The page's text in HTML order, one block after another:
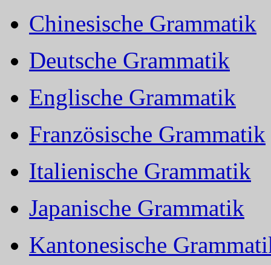
Chinesische Grammatik
Deutsche Grammatik
Englische Grammatik
Französische Grammatik
Italienische Grammatik
Japanische Grammatik
Kantonesische